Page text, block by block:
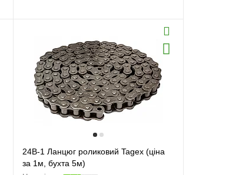
24B-1 Ланцюг роликовий Tagex (ціна
за 1м, бухта 5м)